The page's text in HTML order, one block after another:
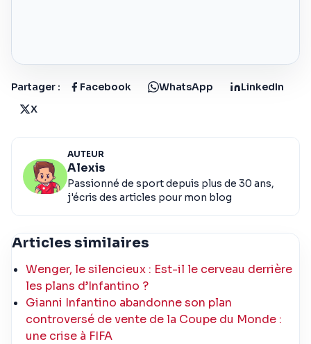
Partager : Facebook WhatsApp
LinkedIn
X
AUTEUR
Alexis
Passionné de sport depuis plus de 30 ans,
j'écris des articles pour mon blog
Articles similaires
Wenger, le silencieux : Est-il le cerveau derrière
les plans d’Infantino ?
Gianni Infantino abandonne son plan
controversé de vente de la Coupe du Monde :
une crise à FIFA